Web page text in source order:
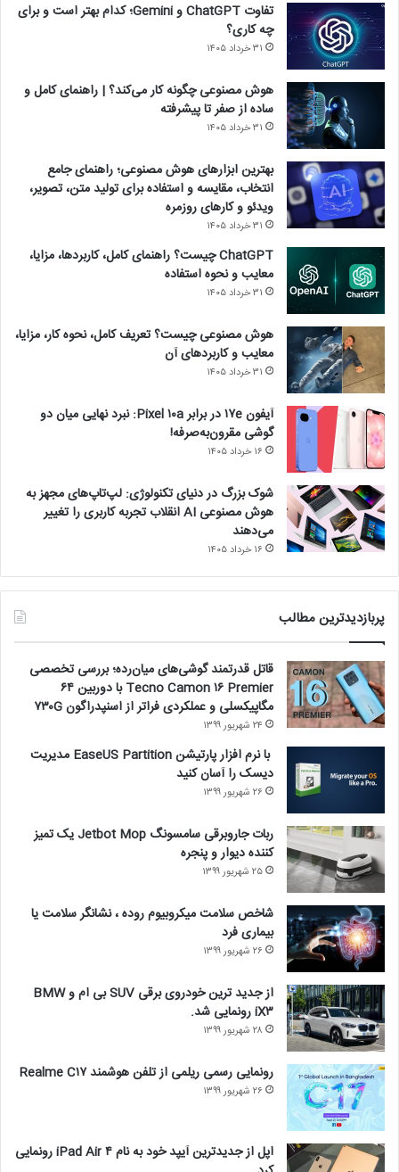
تفاوت ChatGPT و Gemini؛ کدام بهتر است و برای
چه کاری؟
۳۱ خرداد ۱۴۰۵
هوش مصنوعی چگونه کار می‌کند؟ | راهنمای کامل و
ساده از صفر تا پیشرفته
۳۱ خرداد ۱۴۰۵
بهترین ابزارهای هوش مصنوعی؛ راهنمای جامع
انتخاب، مقایسه و استفاده برای تولید متن، تصویر،
ویدئو و کارهای روزمره
۳۱ خرداد ۱۴۰۵
ChatGPT چیست؟ راهنمای کامل، کاربردها، مزایا،
معایب و نحوه استفاده
۳۱ خرداد ۱۴۰۵
هوش مصنوعی چیست؟ تعریف کامل، نحوه کار، مزایا،
معایب و کاربردهای آن
۳۱ خرداد ۱۴۰۵
آیفون ۱۷e در برابر Pixel ۱۰a: نبرد نهایی میان دو
گوشی مقرون‌به‌صرفه!
۱۶ خرداد ۱۴۰۵
شوک بزرگ در دنیای تکنولوژی: لپ‌تاپ‌های مجهز به
هوش مصنوعی AI انقلاب تجربه کاربری را تغییر
می‌دهند
۱۶ خرداد ۱۴۰۵
پربازدیدترین مطالب
قاتل قدرتمند گوشی‌های میان‌رده؛ بررسی تخصصی
Tecno Camon ۱۶ Premier با دوربین ۶۴
مگاپیکسلی و عملکردی فراتر از اسنپدراگون ۷۳۰G
۲۴ شهریور ۱۳۹۹
با نرم افزار پارتیشن EaseUS Partition مدیریت
دیسک را آسان کنید
۲۶ شهریور ۱۳۹۹
ربات جاروبرقی سامسونگ Jetbot Mop یک تمیز
کننده دیوار و پنجره
۲۵ شهریور ۱۳۹۹
شاخص سلامت میکروبیوم روده ، نشانگر سلامت یا
بیماری فرد
۲۶ شهریور ۱۳۹۹
از جدید ترین خودروی برقی SUV بی ام و BMW
iX۳ رونمایی شد.
۲۸ شهریور ۱۳۹۹
رونمایی رسمی ریلمی از تلفن هوشمند Realme C۱۷
۲۶ شهریور ۱۳۹۹
اپل از جدیدترین آیپد خود به نام iPad Air ۴ رونمایی